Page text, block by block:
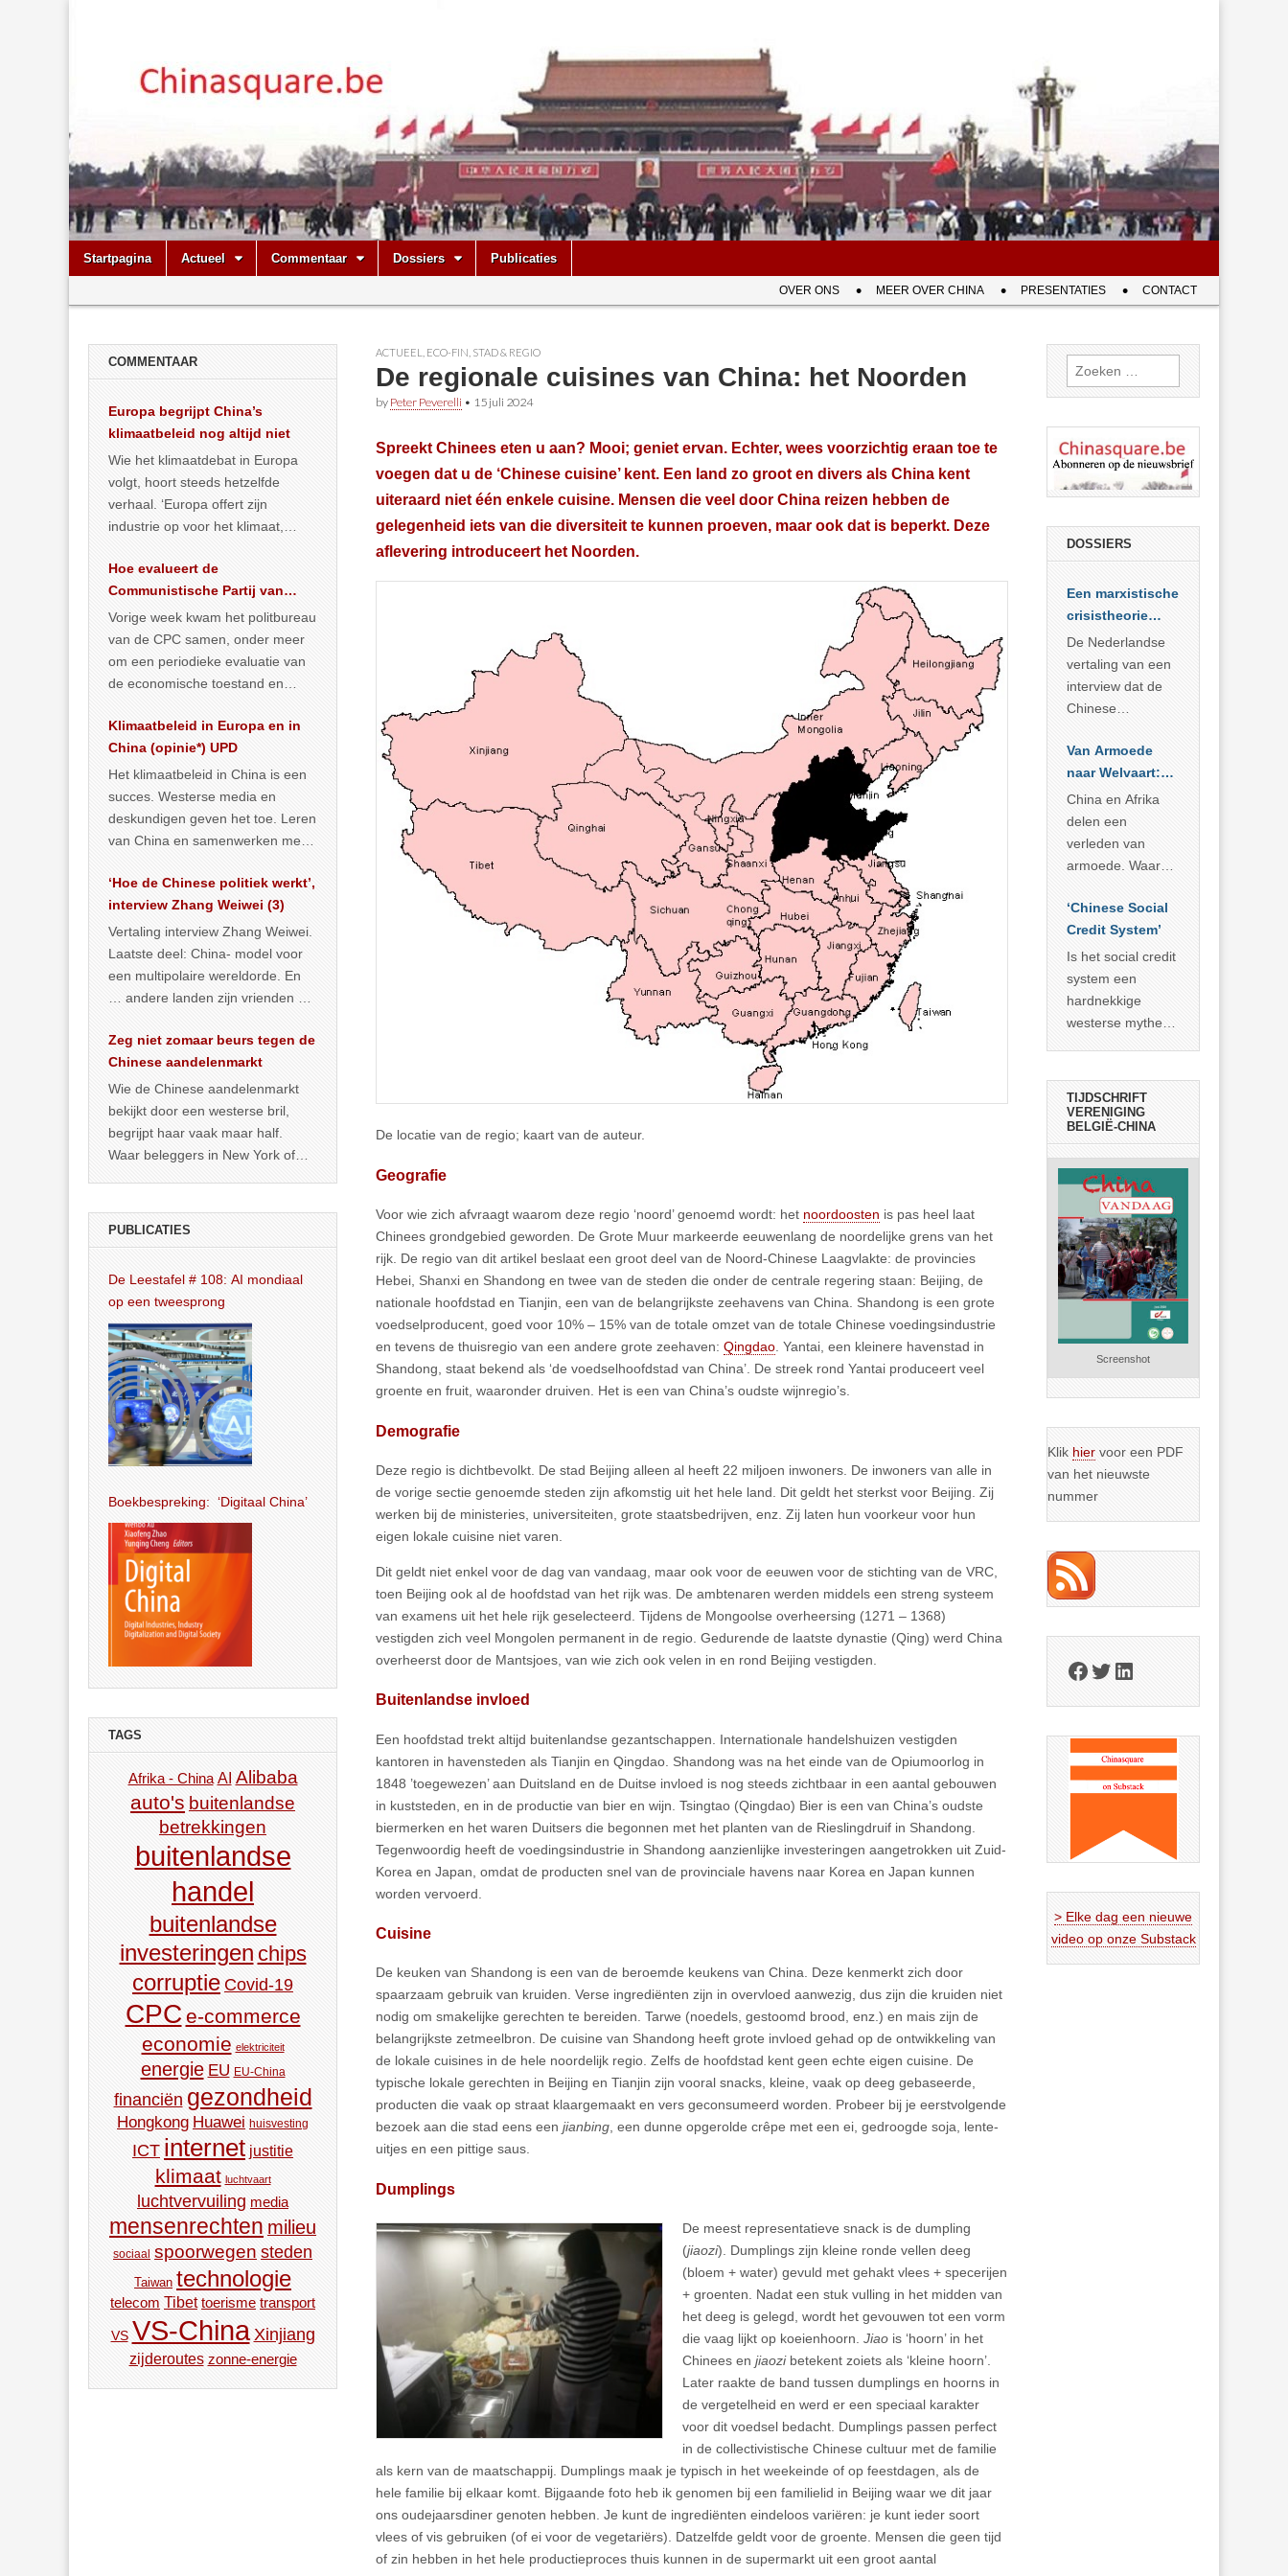
Chinasquare.be
Main
menu
Skip
Startpagina Actueel Commentaar Dossiers Publicaties
menu
OVER ONS MEER OVER CHINA PRESENTATIES CONTACT
ACTUEEL ECO-FIN STAD & REGIO
De regionale cuisines van China: het Noorden
by Peter Peverelli • 15 juli 2024
Spreekt Chinees eten u aan? Mooi; geniet ervan. Echter, wees voorzichtig eraan toe te
voegen dat u de ‘Chinese cuisine’ kent. Een land zo groot en divers als China kent
uiteraard niet één enkele cuisine. Mensen die veel door China reizen hebben de
gelegenheid iets van die diversiteit te kunnen proeven, maar ook dat is beperkt. Deze
aflevering introduceert het Noorden.
De locatie van de regio; kaart van de auteur.
Geografie
Voor wie zich afvraagt waarom deze regio ‘noord’ genoemd wordt: het noordoosten is pas heel laat
Chinees grondgebied geworden. De Grote Muur markeerde eeuwenlang de noordelijke grens van het
rijk. De regio van dit artikel beslaat een groot deel van de Noord-Chinese Laagvlakte: de provincies
Hebei, Shanxi en Shandong en twee van de steden die onder de centrale regering staan: Beijing, de
nationale hoofdstad en Tianjin, een van de belangrijkste zeehavens van China. Shandong is een grote
voedselproducent, goed voor 10% – 15% van de totale omzet van de totale Chinese voedingsindustrie
en tevens de thuisregio van een andere grote zeehaven: Qingdao . Yantai, een kleinere havenstad in
Shandong, staat bekend als ‘de voedselhoofdstad van China’. De streek rond Yantai produceert veel
groente en fruit, waaronder druiven. Het is een van China’s oudste wijnregio’s.
Demografie
Deze regio is dichtbevolkt. De stad Beijing alleen al heeft 22 miljoen inwoners. De inwoners van alle in
de vorige sectie genoemde steden zijn afkomstig uit het hele land. Dit geldt het sterkst voor Beijing. Zij
werken bij de ministeries, universiteiten, grote staatsbedrijven, enz. Zij laten hun voorkeur voor hun
eigen lokale cuisine niet varen.
Dit geldt niet enkel voor de dag van vandaag, maar ook voor de eeuwen voor de stichting van de VRC,
toen Beijing ook al de hoofdstad van het rijk was. De ambtenaren werden middels een streng systeem
van examens uit het hele rijk geselecteerd. Tijdens de Mongoolse overheersing (1271 – 1368)
vestigden zich veel Mongolen permanent in de regio. Gedurende de laatste dynastie (Qing) werd China
overheerst door de Mantsjoes, van wie zich ook velen in en rond Beijing vestigden.
Buitenlandse invloed
Een hoofdstad trekt altijd buitenlandse gezantschappen. Internationale handelshuizen vestigden
kantoren in havensteden als Tianjin en Qingdao. Shandong was na het einde van de Opiumoorlog in
1848 ’toegewezen’ aan Duitsland en de Duitse invloed is nog steeds zichtbaar in een aantal gebouwen
in kuststeden, en in de productie van bier en wijn. Tsingtao (Qingdao) Bier is een van China’s oudste
biermerken en het waren Duitsers die begonnen met het planten van de Rieslingdruif in Shandong.
Tegenwoordig heeft de voedingsindustrie in Shandong aanzienlijke investeringen aangetrokken uit Zuid-
Korea en Japan, omdat de producten snel van de provinciale havens naar Korea en Japan kunnen
worden vervoerd.
Cuisine
De keuken van Shandong is een van de beroemde keukens van China. Deze kenmerkt zich door
spaarzaam gebruik van kruiden. Verse ingrediënten zijn in overvloed aanwezig, dus zijn die kruiden niet
nodig om smakelijke gerechten te bereiden. Tarwe (noedels, gestoomd brood, enz.) en mais zijn de
belangrijkste zetmeelbron. De cuisine van Shandong heeft grote invloed gehad op de ontwikkeling van
de lokale cuisines in de hele noordelijk regio. Zelfs de hoofdstad kent geen echte eigen cuisine. De
typische lokale gerechten in Beijing en Tianjin zijn vooral snacks, kleine, vaak op deeg gebaseerde,
producten die vaak op straat klaargemaakt en vers geconsumeerd worden. Probeer bij je eerstvolgende
bezoek aan die stad eens een jianbing, een dunne opgerolde crêpe met een ei, gedroogde soja, lente-
uitjes en een pittige saus.
Dumplings
De meest representatieve snack is de dumpling
(jiaozi). Dumplings zijn kleine ronde vellen deeg
(bloem + water) gevuld met gehakt vlees + specerijen
+ groenten. Nadat een stuk vulling in het midden van
het deeg is gelegd, wordt het gevouwen tot een vorm
die vaag lijkt op koeienhoorn. Jiao is ‘hoorn’ in het
Chinees en jiaozibetekent zoiets als ‘kleine hoorn’.
Later raakte de band tussen dumplings en hoorns in
de vergetelheid en werd er een speciaal karakter
voor dit voedsel bedacht. Dumplings passen perfect
in de collectivistische Chinese cultuur met de familie
als kern van de maatschappij. Dumplings maak je typisch in het weekeinde of op feestdagen, als de
hele familie bij elkaar komt. Bijgaande foto heb ik genomen bij een familielid in Beijing waar we dit jaar
ons oudejaarsdiner genoten hebben. Je kunt de ingrediënten eindeloos variëren: je kunt ieder soort
vlees of vis gebruiken (of ei voor de vegetariërs). Datzelfde geldt voor de groente. Mensen die geen tijd
of zin hebben in het hele productieproces thuis kunnen in de supermarkt uit een groot aantal
COMMENTAAR
Europa begrijpt China’s
klimaatbeleid nog altijd niet
Wie het klimaatdebat in Europa
volgt, hoort steeds hetzelfde
verhaal. ‘Europa offert zijn
industrie op voor het klimaat,
vergroening… >> lees meer
Hoe evalueert de
Communistische Partij van
China de economische
situatie?
Vorige week kwam het politbureau
van de CPC samen, onder meer
om een periodieke evaluatie van
de economische toestand en
publiceerden… >> lees meer
Klimaatbeleid in Europa en in
China (opinie*) UPD
Het klimaatbeleid in China is een
succes. Westerse media en
deskundigen geven het toe. Leren
van China en samenwerken met
… >> lees meer
‘Hoe de Chinese politiek werkt’,
interview Zhang Weiwei (3)
Vertaling interview Zhang Weiwei.
Laatste deel: China- model voor
een multipolaire wereldorde. En
… andere landen zijn vrienden of
Zeg niet zomaar beurs tegen de
Chinese aandelenmarkt
Wie de Chinese aandelenmarkt
bekijkt door een westerse bril,
begrijpt haar vaak maar half.
Waar beleggers in New York of
PUBLICATIES
De Leestafel # 108: AI mondiaal
op een tweesprong
Boekbespreking: ‘Digitaal China’
TAGS
Afrika - China AI Alibaba
auto's buitenlandse
betrekkingen
buitenlandse
handel
buitenlandse
investeringen chips
corruptie Covid-19
CPC e-commerce
economie elektriciteit
energie EU EU-China
financiën gezondheid
Hongkong Huawei huisvesting
ICT internet justitie
klimaat luchtvaart
luchtvervuiling media
mensenrechten milieu
sociaal spoorwegen steden
Taiwan technologie
telecom Tibet toerisme transport
VS VS-China Xinjiang
zijderoutes zonne-energie
Zoeken
naar:
DOSSIERS
Een marxistische
crisistheorie
voor vandaag
De Nederlandse
vertaling van een
interview dat de
Chinese
Sociale
Wetenschappen
afnam van de
Britse
marxistische
econoom Michael
zien dat
… >> lees meer
Van Armoede
naar Welvaart:
Wat Afrika kan
leren van
China’s
economisch
China en Afrika
delen een
verleden van
armoede. Waar
voorbije veertig
jaar in slaagde
meer dan 800
miljoen mensen
uit de armoede
… >> lees meer
‘Chinese Social
Credit System’
Is het social credit
system een
hardnekkige
westerse mythe of
TIJDSCHRIFT
VERENIGING
BELGIË-CHINA
Screenshot
Klik hier voor een PDF
van het nieuwste
nummer
Facebook
Twitter
LinkedIn
> Elke dag een nieuwe
video op onze Substack